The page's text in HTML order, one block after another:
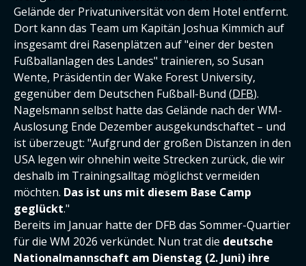
Gelände der Privatuniversität von dem Hotel entfernt.
Dort kann das Team um Kapitän Joshua Kimmich auf
insgesamt drei Rasenplätzen auf "einer der besten
Fußballanlagen des Landes" trainieren, so Susan
Wente, Präsidentin der Wake Forest University,
gegenüber dem Deutschen Fußball-Bund (DFB).
Nagelsmann selbst hatte das Gelände nach der WM-
Auslosung Ende Dezember ausgekundschaftet – und
ist überzeugt: "Aufgrund der großen Distanzen in den
USA legen wir ohnehin weite Strecken zurück, die wir
deshalb im Trainingsalltag möglichst vermeiden
möchten. Das ist uns mit diesem Base Camp
geglückt."
Bereits im Januar hatte der DFB das Sommer-Quartier
für die WM 2026 verkündet. Nun trat die deutsche
Nationalmannschaft am Dienstag (2. Juni) ihre